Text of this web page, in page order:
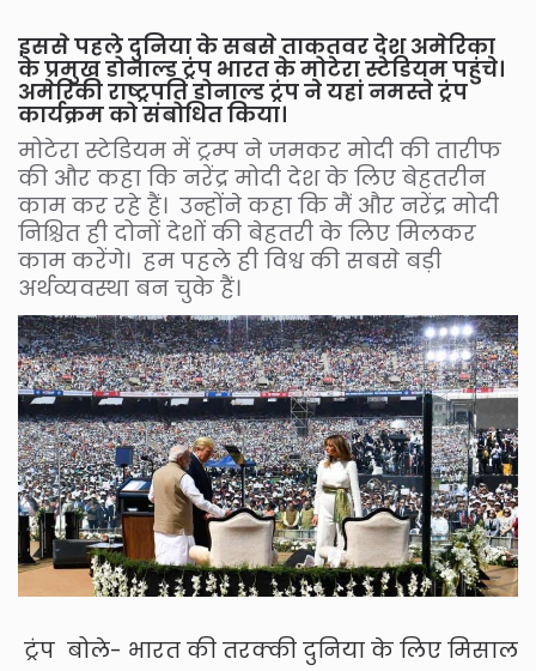
इससे पहलेदुनिया के सबसे ताकतवर देश अमेरिका
के प्रमुख डोनाल्ड ट्रंप भारत के मोटेरा स्टेडियम पहुंचे।
अमेरिकी राष्ट्रपति डोनाल्ड ट्रंप ने यहां नमस्ते ट्रंप
कार्यक्रम को संबोधित किया।
मोटेरा स्टेडियम में ट्रम्प ने जमकर मोदी की तारीफ
की और कहा कि नरेंद्र मोदी देश के लिए बेहतरीन
काम कर रहे हैं। उन्होंने कहा कि मैं और नरेंद्र मोदी
निश्चित ही दोनों देशों की बेहतरी के लिए मिलकर
काम करेंगे। हम पहले ही विश्व की सबसे बड़ी
अर्थव्यवस्था बन चुके हैं।
ट्रंप बोले- भारत की तरक्की दुनिया के लिए मिसाल